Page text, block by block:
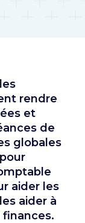
rendre
et
de
globales
aider les
aider à